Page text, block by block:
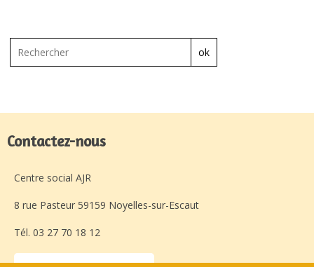
ok
Contactez-nous
Centre social AJR
8 rue Pasteur 59159 Noyelles-sur-Escaut
Tél. 03 27 70 18 12